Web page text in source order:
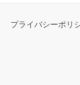
プライバシーポリ